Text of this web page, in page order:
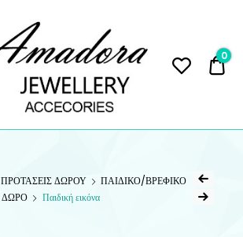
JEWELLERY
0
ΠΡΟΤΑΣΕΙΣ ΔΩΡΟΥ
ΠΑΙΔΙΚΟ/ΒΡΕΦΙΚΟ
ΔΩΡΟ
Παιδική εικόνα